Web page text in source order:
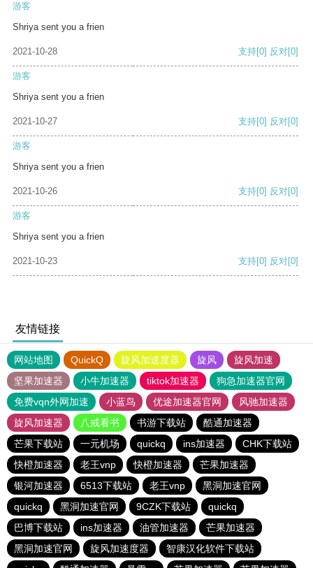
游客
Shriya sent you a frien
2021-10-28 支持[0] 反对[0]
游客
Shriya sent you a frien
2021-10-27 支持[0] 反对[0]
游客
Shriya sent you a frien
2021-10-26 支持[0] 反对[0]
游客
Shriya sent you a frien
2021-10-23 支持[0] 反对[0]
友情链接
网站地图 QuickQ 旋风加速度器 旋风
旋风加速
坚果加速器
小牛加速器 tiktok加速器
狗急加速器官网
免费vqn外网加速
小蓝鸟 优途加速器官网
风驰加速器
旋风加速器
八戒看书 书游下载站
酷通加速器
芒果下载站
一元机场 quickq ins加速器
CHK下载站
快橙加速器
老王vnp 快橙加速器
芒果加速器
银河加速器
6513下载站 老王vnp
黑洞加速官网
quickq
黑洞加速官网 9CZK下载站
quickq
巴博下载站
ins加速器 油管加速器
芒果加速器
黑洞加速官网
旋风加速度器
智康汉化软件下载站